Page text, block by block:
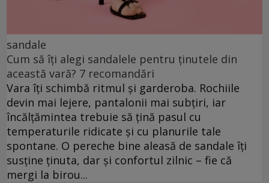
sandale
Cum să îți alegi sandalele pentru ținutele din
această vară? 7 recomandări
Vara îți schimbă ritmul și garderoba. Rochiile
devin mai lejere, pantalonii mai subțiri, iar
încălțămintea trebuie să țină pasul cu
temperaturile ridicate și cu planurile tale
spontane. O pereche bine aleasă de sandale îți
susține ținuta, dar și confortul zilnic – fie că
mergi la birou...